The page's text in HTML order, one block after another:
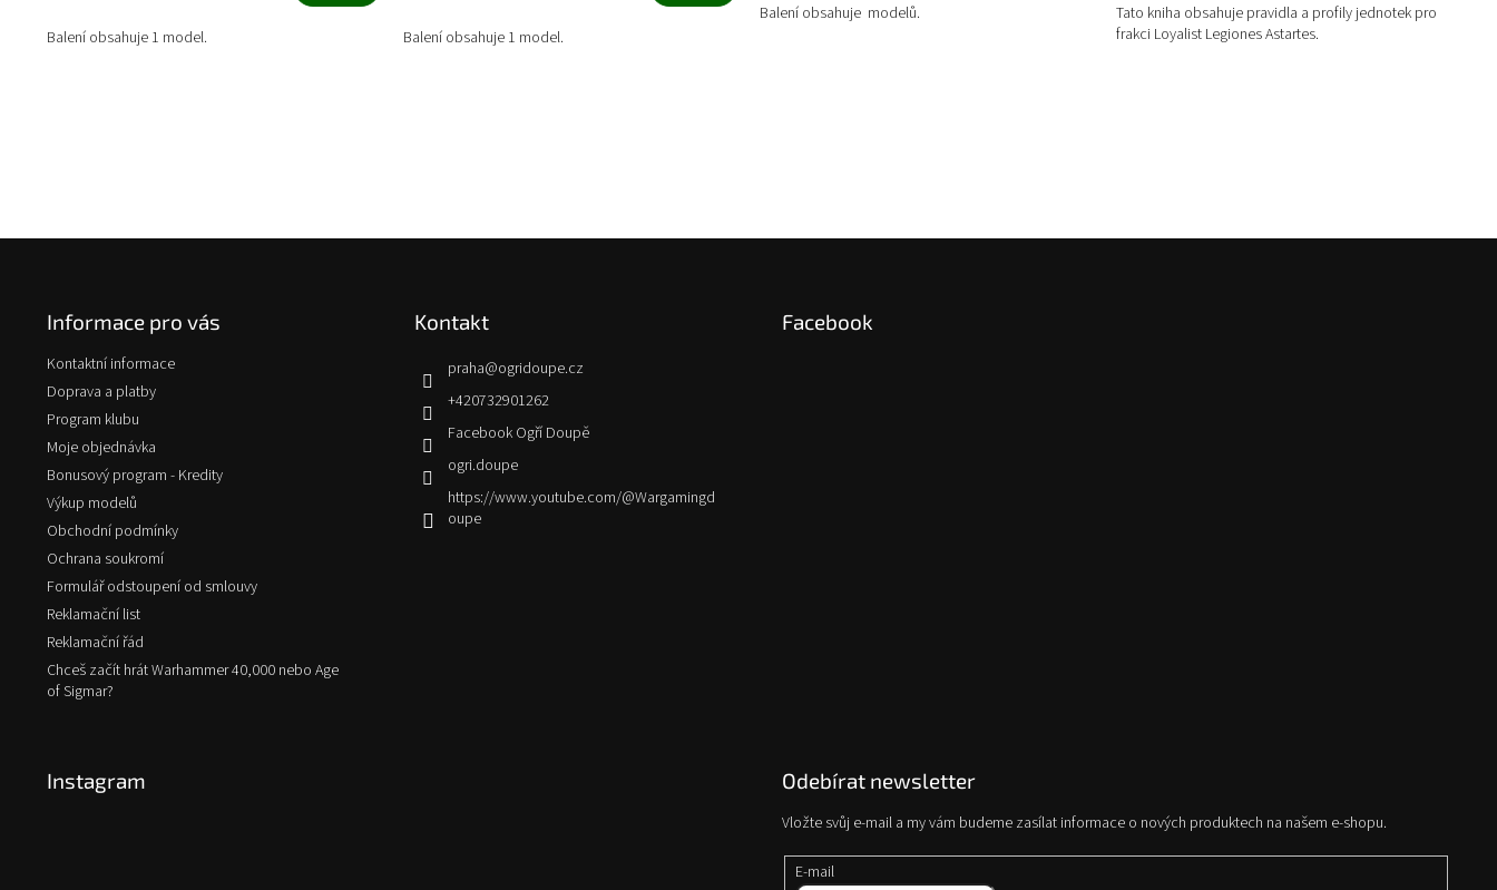
Balení obsahuje 1 model. Balení obsahuje 1 model.
Balení obsahuje modelů.
Tato kniha obsahuje pravidla a profily jednotek pro
frakci Loyalist Legiones Astartes.
Informace pro vás
Kontaktní informace
Doprava a platby
Program klubu
Moje objednávka
Bonusový program - Kredity
Výkup modelů
Obchodní podmínky
Ochrana soukromí
Formulář odstoupení od smlouvy
Reklamační list
Reklamační řád
Chceš začít hrát Warhammer 40,000 nebo Age
of Sigmar?
Kontakt
praha@ogridoupe.cz
+420732901262
Facebook Ogří Doupě
ogri.doupe
https://www.youtube.com/@Wargamingd
oupe
Facebook
Instagram Odebírat newsletter
Vložte svůj e-mail a my vám budeme zasílat informace o nových produktech na našem e-shopu.
E-mail